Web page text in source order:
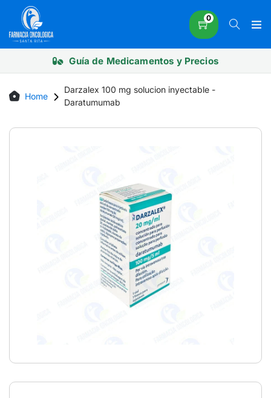
content
0
Guía de Medicamentos y Precios
Home
Darzalex 100 mg solucion inyectable -
Daratumumab